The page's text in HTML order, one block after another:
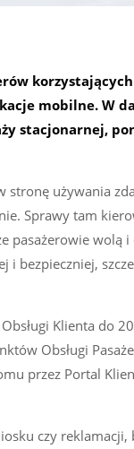
korzystających
mobilne. W
stacjonarnej,
używania
Sprawy tam
pasażerowie wolą
i bezpieczniej,
Klienta do
Obsługi
przez Portal
czy reklamacji,